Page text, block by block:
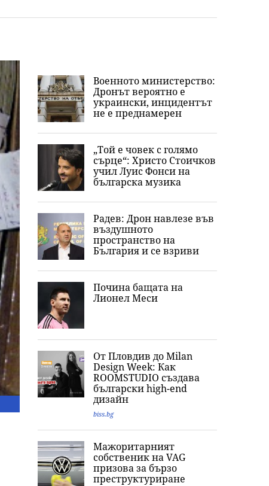
Военното министерство:
Дронът вероятно е
украински, инцидентът
не е преднамерен
„Той е човек с голямо
сърце“: Христо Стоичков
учил Луис Фонси на
българска музика
Радев: Дрон навлезе във
въздушното
пространство на
България и се взриви
Почина бащата на
Лионел Меси
От Пловдив до Milan
Design Week: Как
ROOMSTUDIO създава
български high-end
дизайн
biss.bg
Мажоритарният
собственик на VAG
призова за бързо
преструктуриране